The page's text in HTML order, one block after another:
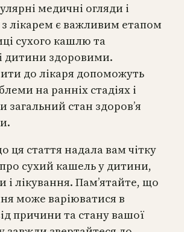
медичні огляди і
з лікарем є важливим етапом
сухого кашлю та
дитини здоровими.
до лікаря допоможуть
на ранніх стадіях і
загальний стан здоров’я
ця стаття надала вам чітку
сухий кашель у дитини,
і лікування. Пам’ятайте, що
може варіюватися в
причини та стану вашої